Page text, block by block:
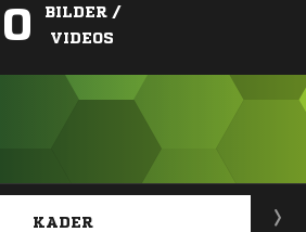
0
BILDER /
VIDEOS
ANZEIGE
KADER